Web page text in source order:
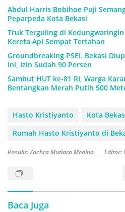
Abdul Harris Bobihoe Puji
Peparpeda Kota Bekasi
Truk Terguling di
Kereta Api Sempat Tertahan
Groundbreaking PSEL Bekasi
Ini, Izin Sudah 90 Persen
Sambut HUT ke-81 RI, Warga
Bentangkan Merah Putih 500
Hasto Kristiyanto
Kota
Rumah Hasto Kristiyanto di
Penulis: Zachra Mutiara Medina Editor:
Baca Juga